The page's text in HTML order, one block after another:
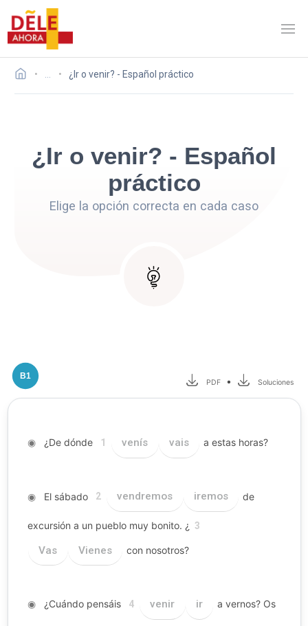
¿Ir o venir? - Español práctico
¿Ir o venir? - Español
práctico
Elige la opción correcta en cada caso
B1
PDF • Soluciones
◉¿De dónde 1 venís vais a estas horas?
◉El sábado 2 vendremos iremos de
excursión a un pueblo muy bonito. ¿ 3
Vas Vienes con nosotros?
◉¿Cuándo pensáis 4 venir ir a vernos? Os